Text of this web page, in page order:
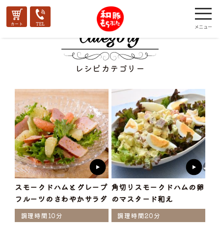
レシピカテゴリー
スモークドハムとグレープ
フルーツのさわやかサラダ
調理時間10分
角切りスモークドハムの卵
のマスタード和え
調理時間20分